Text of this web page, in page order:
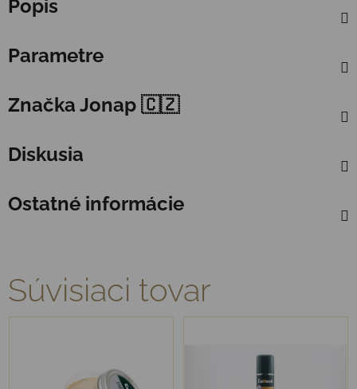
Popis
Parametre
Značka Jonap 🇨🇿
Diskusia
Ostatné informácie
Súvisiaci tovar